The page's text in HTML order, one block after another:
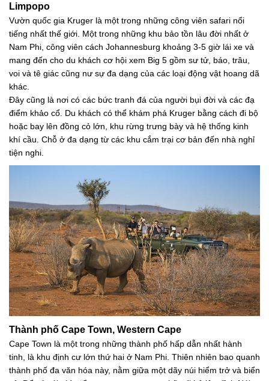
Limpopo
Vườn quốc gia Kruger là một trong những công viên safari nổi
tiếng nhất thế giới. Một trong những khu bảo tồn lâu đời nhất ở
Nam Phi, công viên cách Johannesburg khoảng 3-5 giờ lái xe và
mang đến cho du khách cơ hội xem Big 5 gồm sư tử, báo, trâu,
voi và tê giác cũng nư sự đa dạng của các loại động vật hoang dã
khác.
Đây cũng là nơi có các bức tranh đá của người bụi đời và các đạ
điểm khảo cổ. Du khách có thể khám phá Kruger bằng cách đi bộ
hoặc bay lên đồng cỏ lớn, khu rừng trưng bày và hệ thống kinh
khí cầu. Chỗ ở đa dạng từ các khu cắm trại cơ bản đến nhà nghỉ
tiện nghi.
Thành phố Cape Town, Western Cape
Cape Town là một trong những thành phố hấp dẫn nhất hành
tinh, là khu định cư lớn thứ hai ở Nam Phi. Thiên nhiên bao quanh
thành phố đa văn hóa này, nằm giữa một dãy núi hiểm trở và biển